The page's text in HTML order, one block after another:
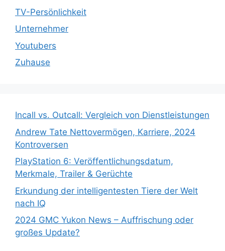
TV-Persönlichkeit
Unternehmer
Youtubers
Zuhause
Incall vs. Outcall: Vergleich von Dienstleistungen
Andrew Tate Nettovermögen, Karriere, 2024
Kontroversen
PlayStation 6: Veröffentlichungsdatum,
Merkmale, Trailer & Gerüchte
Erkundung der intelligentesten Tiere der Welt
nach IQ
2024 GMC Yukon News – Auffrischung oder
großes Update?